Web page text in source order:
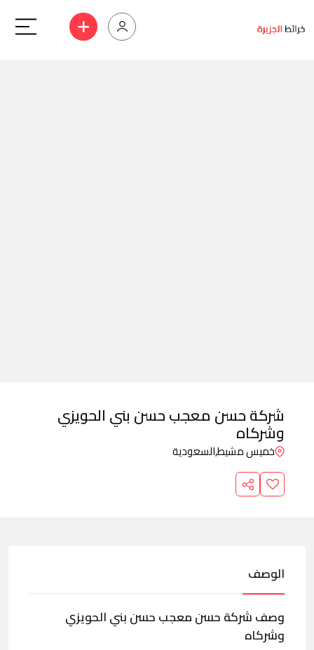
شركة حسن معجب حسن بني الحويزي
وشركاه
خميس مشيط,السعودية
الوصف
وصف شركة حسن معجب حسن بني الحويزي
وشركاه